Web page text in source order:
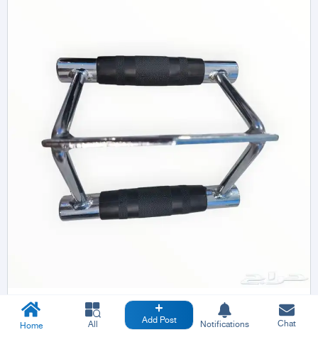
Home All Add Post Notifications Chat